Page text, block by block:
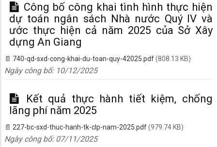
Công bố công khai tình hình thực hiện
dự toán ngân sách Nhà nước Quý IV và
ước thực hiện cả năm 2025 của Sở Xây
dựng An Giang
740-qd-sxd-cong-khai-du-toan-quy-42025.pdf(808.13 KB)
Ngày công bố: 10/12/2025
Kết quả thực hành tiết kiệm, chống
lãng phí năm 2025
227-bc-sxd-thuc-hanh-tk-clp-nam-2025.pdf(979.74 KB)
Ngày công bố: 07/11/2025